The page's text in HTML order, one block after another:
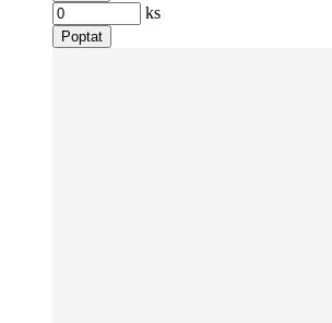
ks
Poptat